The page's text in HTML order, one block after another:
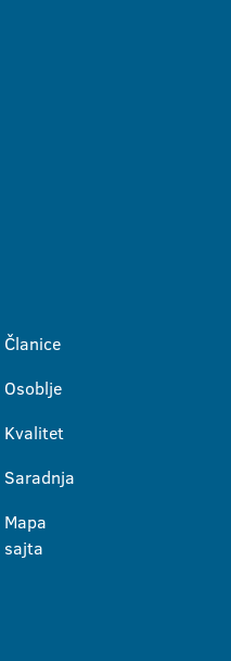
Članice
Osoblje
Kvalitet
Saradnja
Mapa
sajta